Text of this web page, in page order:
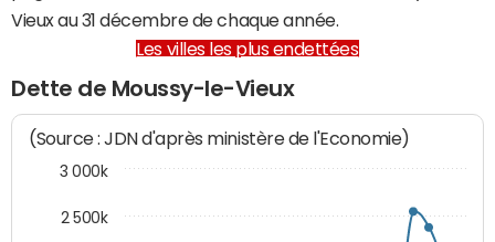
Vieux au 31 décembre de chaque année.
Les villes les plus endettées
Dette de Moussy-le-Vieux
(Source : JDN d'après ministère de l'Economie)
2 500k
3 000k